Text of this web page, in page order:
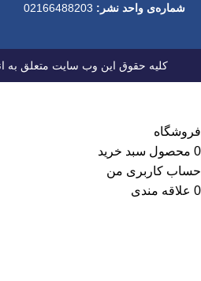
شماره‌‌ی واحد نشر:
کلیه حقوق این وب سایت متعلق به
فروشگاه
0 محصول سبد خرید
حساب کاربری من
0 علاقه مندی